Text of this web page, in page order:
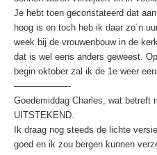
Je hebt toen geconstateerd dat
hoog is en toch heb ik daar zo´n
week bij de vrouwenbouw in de
dat is wel eens anders geweest.
begin oktober zal ik de 1e weer
——————-
Goedemiddag Charles, wat betreft
UITSTEKEND.
Ik draag nog steeds de lichte
goed en ik zou bergen kunnen